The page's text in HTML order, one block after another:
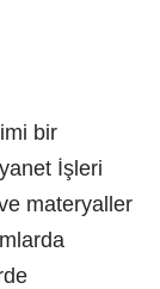
bir
İşleri
materyaller